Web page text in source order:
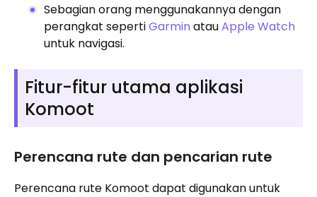
Sebagian orang menggunakannya dengan
perangkat sepertiGarmin atauApple Watch
untuk navigasi.
Fitur-fitur utama aplikasi
Komoot
Perencana rute dan pencarian rute
Perencana rute Komoot dapat digunakan untuk